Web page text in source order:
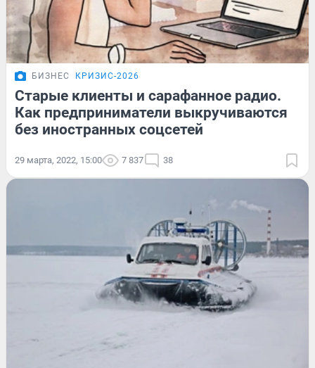
БИЗНЕС КРИЗИС-2026
Старые клиенты и сарафанное радио.
Как предприниматели выкручиваются
без иностранных соцсетей
29 марта, 2022, 15:00 7 837 38